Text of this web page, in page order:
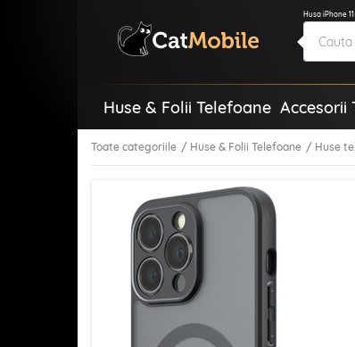
Husa iPhone
Huse & Folii Telefoane Accesorii
Toate categoriile Huse & Folii Telefoane Huse